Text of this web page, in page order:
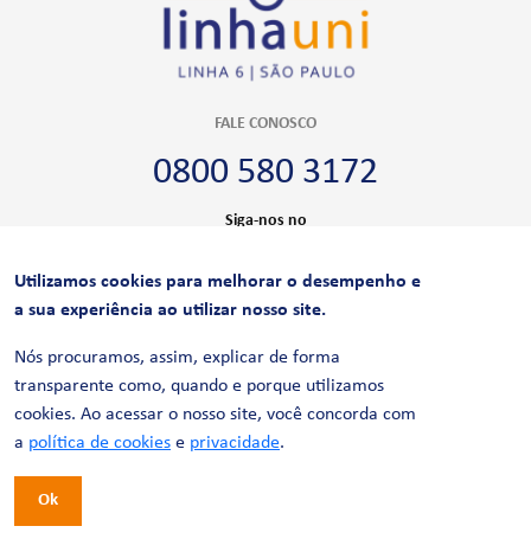
FALE CONOSCO
0800 580 3172
Siga-nos no
CERTIFICAÇÕES
Utilizamos cookies para melhorar o desempenho e
a sua experiência ao utilizar nosso site.
Nós procuramos, assim, explicar de forma
transparente como, quando e porque utilizamos
cookies. Ao acessar o nosso site, você concorda com
a política de cookies e privacidade.
Ok